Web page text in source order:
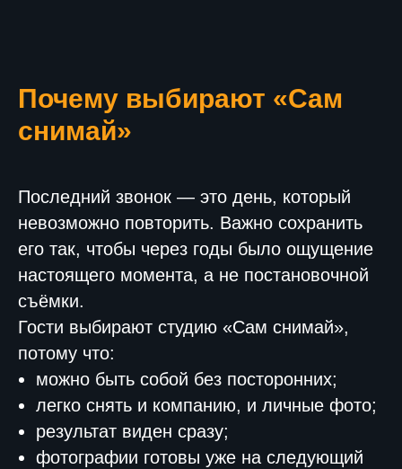
Почему выбирают «Сам
снимай»
Последний звонок — это день, который
невозможно повторить. Важно сохранить
его так, чтобы через годы было ощущение
настоящего момента, а не постановочной
съёмки.
Гости выбирают студию «Сам снимай»,
потому что:
можно быть собой без посторонних;
легко снять и компанию, и личные фото;
результат виден сразу;
фотографии готовы уже на следующий